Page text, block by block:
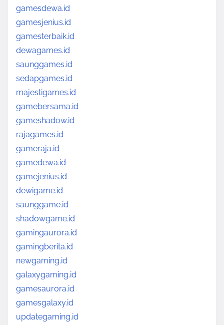
gamesdewa.id
gamesjenius.id
gamesterbaik.id
dewagames.id
saunggames.id
sedapgames.id
majestigames.id
gamebersama.id
gameshadow.id
rajagames.id
gameraja.id
gamedewa.id
gamejenius.id
dewigame.id
saunggame.id
shadowgame.id
gamingaurora.id
gamingberita.id
newgaming.id
galaxygaming.id
gamesaurora.id
gamesgalaxy.id
updategaming.id